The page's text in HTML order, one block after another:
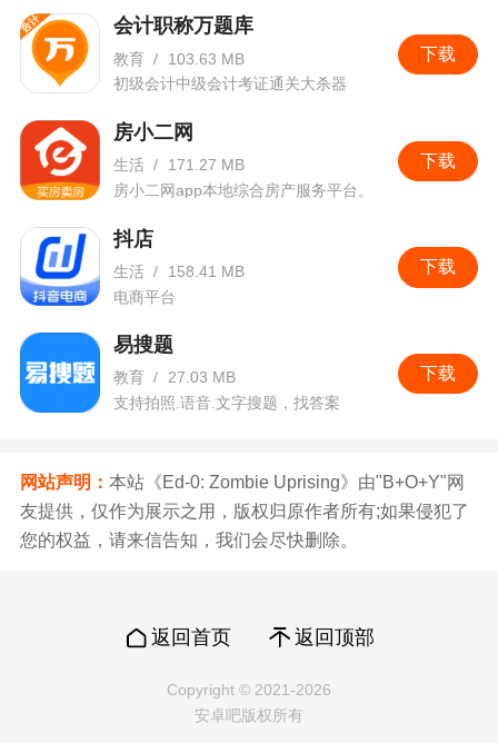
下载
会计职称万题库
教育 /
103.63 MB
初级会计中级会计考证通关大杀器
下载
房小二网
生活 /
171.27 MB
房小二网app本地综合房产服务平台。
下载
抖店
生活 /
158.41 MB
电商平台
下载
易搜题
教育 / 27.03 MB
支持拍照.语音.文字搜题，找答案
网站声明： 本站《Ed-0: Zombie Uprising》由"B+O+Y"网
友提供，仅作为展示之用，版权归原作者所有;如果侵犯了
您的权益，请来信告知，我们会尽快删除。
返回首页 返回顶部
Copyright © 2021-2026
安卓吧版权所有